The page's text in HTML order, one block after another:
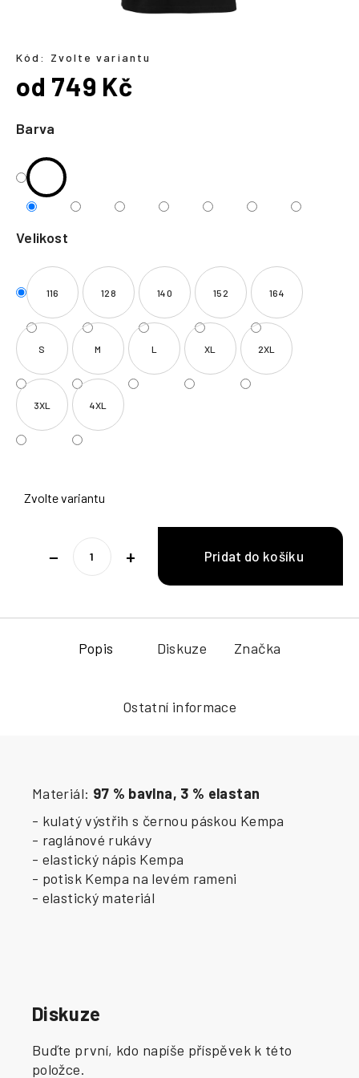
Barva
Velikost
116 128 140 152 164
S M L XL 2XL
3XL 4XL
Zvolte variantu
+
−
Kód: Zvolte variantu
od 749 Kč
cena:
Popis Diskuze Značka
Ostatní informace
Materiál: 97 % bavlna, 3 % elastan
- kulatý výstřih s černou páskou Kempa
- raglánové rukávy
- elastický nápis Kempa
- potisk Kempa na levém rameni
- elastický materiál
Diskuze
Buďte první, kdo napíše příspěvek k této
položce.
í
t
?